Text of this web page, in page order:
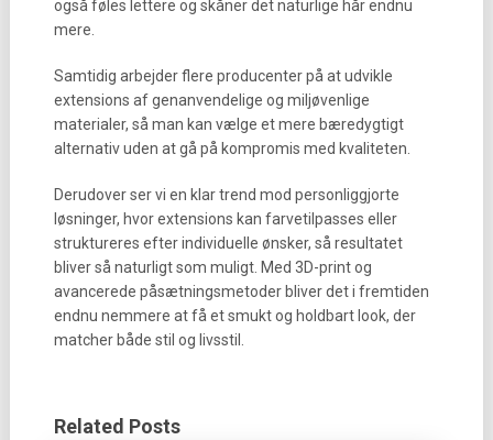
også føles lettere og skåner det naturlige hår endnu
mere.
Samtidig arbejder flere producenter på at udvikle
extensions af genanvendelige og miljøvenlige
materialer, så man kan vælge et mere bæredygtigt
alternativ uden at gå på kompromis med kvaliteten.
Derudover ser vi en klar trend mod personliggjorte
løsninger, hvor extensions kan farvetilpasses eller
struktureres efter individuelle ønsker, så resultatet
bliver så naturligt som muligt. Med 3D-print og
avancerede påsætningsmetoder bliver det i fremtiden
endnu nemmere at få et smukt og holdbart look, der
matcher både stil og livsstil.
Related Posts